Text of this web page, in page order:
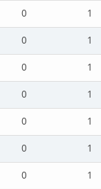
0
1
0
1
0
1
0
1
0
1
0
1
0
1